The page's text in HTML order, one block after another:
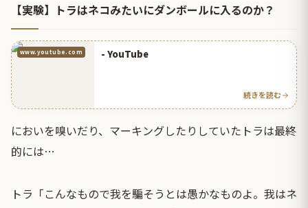
【実験】トラはネコみたいにダンボールに入るのか？
www.youtube.com - YouTube
続きを読む
においを嗅いだり、マーキングしたりしていたトラは最終
的には…
トラ「こんなもので我を騙そうとは愚かなものよ。我はネ